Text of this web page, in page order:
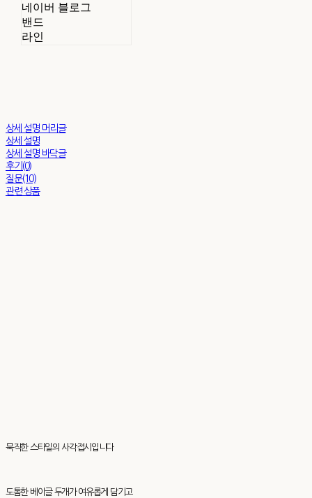
네이버 블로그
밴드
라인
상세 설명 머리글
상세 설명
상세 설명 바닥글
후기(0)
질문(10)
관련 상품
묵직한 스타일의 사각접시입니다
도톰한 베이글 두개가 여유롭게 담기고